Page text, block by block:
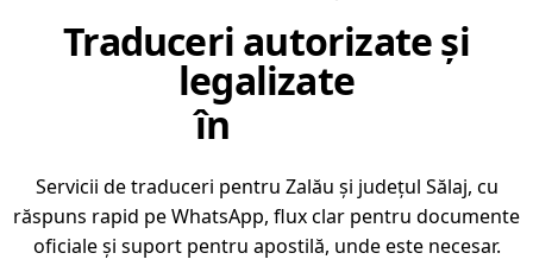
Traduceri autorizate și
legalizate
în
Servicii de traduceri pentru Zalău și județul Sălaj, cu
răspuns rapid pe WhatsApp, flux clar pentru documente
oficiale și suport pentru apostilă, unde este necesar.